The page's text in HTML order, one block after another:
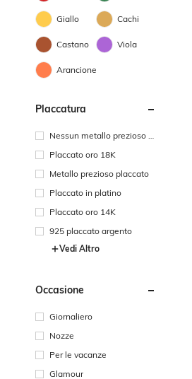
Giallo Cachi
Castano Viola
Arancione
Placcatura
Nessun metallo prezioso pl
Placcato oro 18K
Metallo prezioso placcato
Placcato in platino
Placcato oro 14K
925 placcato argento
Vedi Altro
Occasione
Giornaliero
Nozze
Per le vacanze
Glamour